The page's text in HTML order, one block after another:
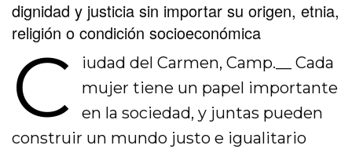
dignidad y justicia sin importar su origen, etnia,
religión o condición socioeconómica
C
iudad del Carmen, Camp.__ Cada
mujer tiene un papel importante
en la sociedad, y juntas pueden
construir un mundo justo e igualitario